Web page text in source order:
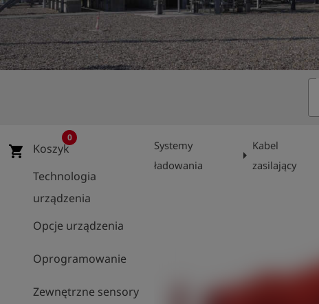
shieldRejestracja
shopping_cart Koszyk
0
Technologia
urządzenia
Opcje urządzenia
Oprogramowanie
Zewnętrzne sensory
Systemy
ładowania
arrow_right
Kabel
zasilający